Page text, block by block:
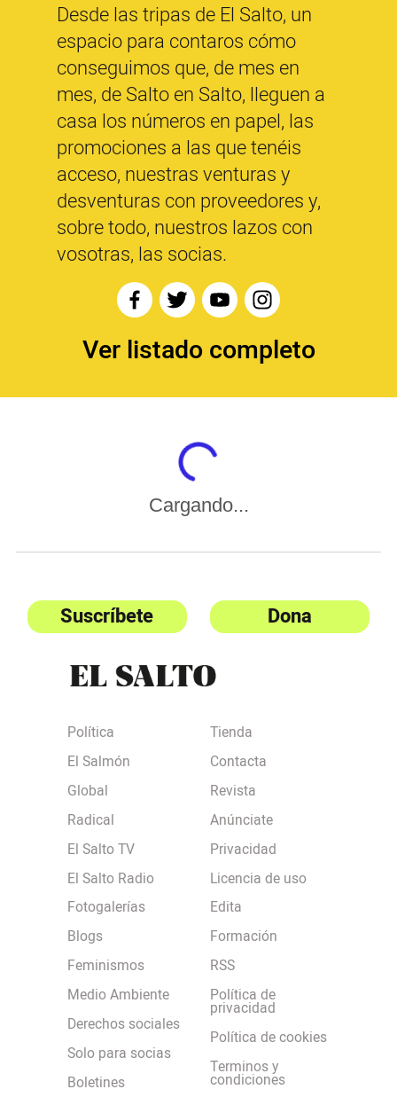
Desde las tripas de El Salto, un
espacio para contaros cómo
conseguimos que, de mes en
mes, de Salto en Salto, lleguen a
casa los números en papel, las
promociones a las que tenéis
acceso, nuestras venturas y
desventuras con proveedores y,
sobre todo, nuestros lazos con
vosotras, las socias.
Ver listado completo
Cargando...
Suscríbete Dona
Política
El Salmón
Global
Radical
El Salto TV
El Salto Radio
Fotogalerías
Blogs
Feminismos
Medio Ambiente
Derechos sociales
Solo para socias
Boletines
Tienda
Contacta
Revista
Anúnciate
Privacidad
Licencia de uso
Edita
Formación
RSS
Política de
privacidad
Política de cookies
Terminos y
condiciones